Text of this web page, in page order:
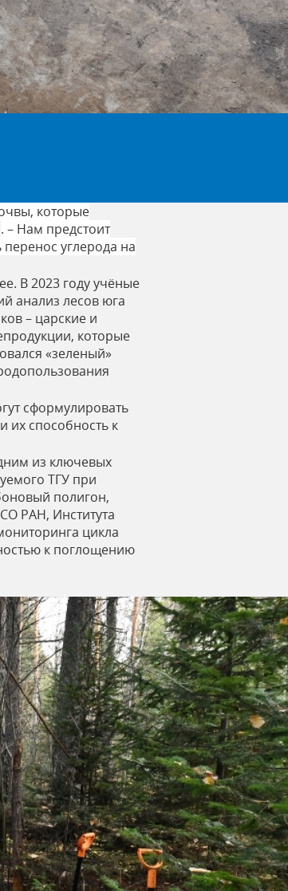
которые
. – Нам предстоит
углерода на
В 2023 году учёные
анализ лесов юга
– царские и
которые
«зеленый»
сформулировать
их способность к
из ключевых
ТГУ при
полигон,
РАН, Института
цикла
к поглощению